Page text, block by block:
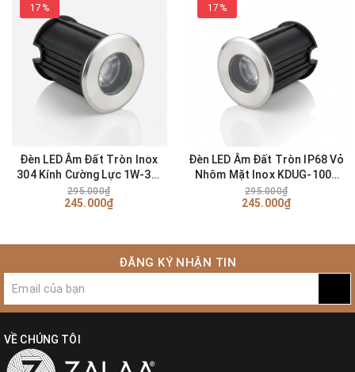
17%
Đèn LED Âm Đất Tròn Inox
304 Kính Cường Lực 1W-3W
IP68 Chống Nước - ZALAA
OEM/ODM Underground Light
295.000₫
245.000₫
17%
Đèn LED Âm Đất Tròn IP68 Vỏ
Nhôm Mặt Inox KDUG-1007
(1W-3W) - ZALAA OEM/ODM
Underground Light
295.000₫
245.000₫
ĐĂNG KÝ NHẬN TIN
VỀ CHÚNG TÔI